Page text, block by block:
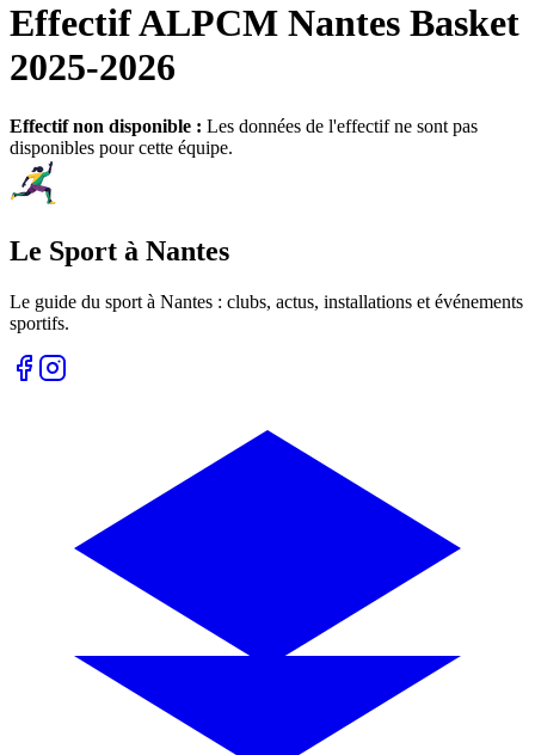
EffectifALPCM Nantes Basket
2025-2026
Effectif non disponible : Les données de l'effectif ne sont pas
disponibles pour cette équipe.
Le Sport à Nantes
Le guide du sport à Nantes : clubs, actus, installations et événements
sportifs.